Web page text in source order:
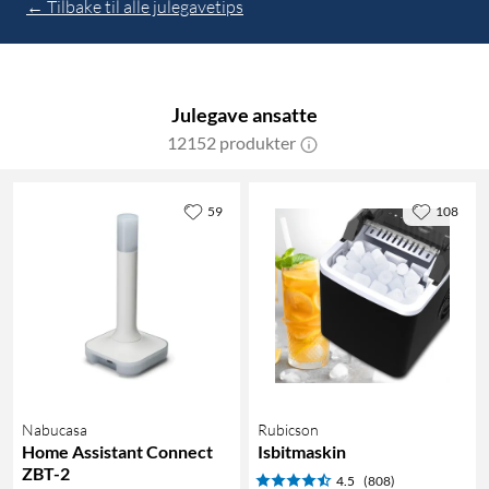
← Tilbake til alle julegavetips
Julegave ansatte
12152 produkter
Nabucasa
Home Assistant Connect
ZBT-2
59
Rubicson
Isbitmaskin
4.5 (808)
108